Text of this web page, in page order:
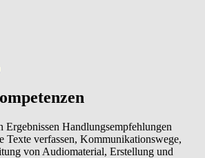
Ergebnissen Handlungsempfehlungen
Texte verfassen, Kommunikationswege,
von Audiomaterial, Erstellung und